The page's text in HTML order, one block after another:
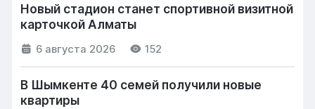
Новый стадион станет спортивной визитной
карточкой Алматы
6 августа 2026 152
В Шымкенте 40 семей получили новые
квартиры